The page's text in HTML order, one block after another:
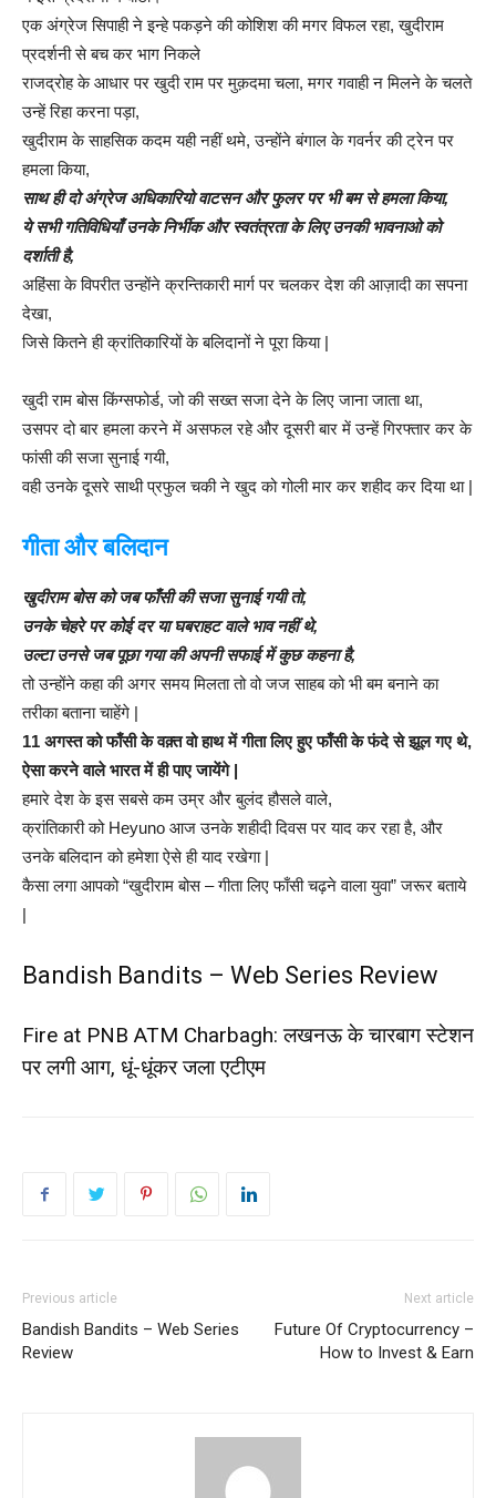
एक अंग्रेज सिपाही ने इन्हे पकड़ने की कोशिश की मगर विफल रहा, खुदीराम
प्रदर्शनी से बच कर भाग निकले
राजद्रोह के आधार पर खुदी राम पर मुक़दमा चला, मगर गवाही न मिलने के चलते
उन्हें रिहा करना पड़ा,
खुदीराम के साहसिक कदम यही नहीं थमे, उन्होंने बंगाल के गवर्नर की ट्रेन पर
हमला किया,
साथ ही दो अंग्रेज अधिकारियो वाटसन और फुलर पर भी बम से हमला किया,
ये सभी गतिविधियाँ उनके निर्भीक और स्वतंत्रता के लिए उनकी भावनाओ को
दर्शाती है,
अहिंसा के विपरीत उन्होंने क्रन्तिकारी मार्ग पर चलकर देश की आज़ादी का सपना
देखा,
जिसे कितने ही क्रांतिकारियों के बलिदानों ने पूरा किया |
खुदी राम बोस किंग्सफोर्ड, जो की सख्त सजा देने के लिए जाना जाता था,
उसपर दो बार हमला करने में असफल रहे और दूसरी बार में उन्हें गिरफ्तार कर के
फांसी की सजा सुनाई गयी,
वही उनके दूसरे साथी प्रफुल चकी ने खुद को गोली मार कर शहीद कर दिया था |
गीता और बलिदान
खुदीराम बोस को जब फाँसी की सजा सुनाई गयी तो,
उनके चेहरे पर कोई दर या घबराहट वाले भाव नहीं थे,
उल्टा उनसे जब पूछा गया की अपनी सफाई में कुछ कहना है,
तो उन्होंने कहा की अगर समय मिलता तो वो जज साहब को भी बम बनाने का
तरीका बताना चाहेंगे |
11 अगस्त को फाँसी के वक़्त वो हाथ में गीता लिए हुए फाँसी के फंदे से झूल गए थे,
ऐसा करने वाले भारत में ही पाए जायेंगे |
हमारे देश के इस सबसे कम उम्र और बुलंद हौसले वाले,
क्रांतिकारी को Heyuno आज उनके शहीदी दिवस पर याद कर रहा है, और
उनके बलिदान को हमेशा ऐसे ही याद रखेगा |
कैसा लगा आपको “खुदीराम बोस – गीता लिए फाँसी चढ़ने वाला युवा” जरूर बताये
|
Bandish Bandits – Web Series Review
Fire at PNB ATM Charbagh: लखनऊ के चारबाग स्‍टेशन
पर लगी आग, धूं-धूंकर जला एटीएम
Previous article
Bandish Bandits – Web Series
Review
Next article
Future Of Cryptocurrency –
How to Invest & Earn